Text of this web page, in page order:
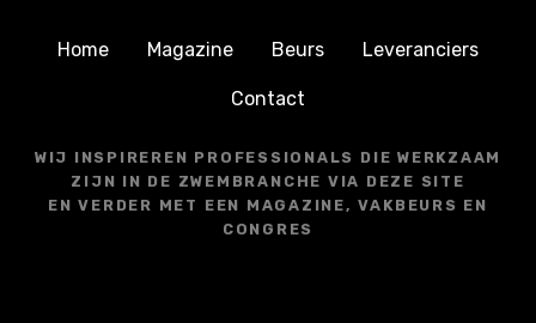
Home Magazine Beurs Leveranciers
Contact
WIJ INSPIREREN PROFESSIONALS DIE WERKZAAM
ZIJN IN DE ZWEMBRANCHE VIA DEZE SITE
EN VERDER MET EEN MAGAZINE, VAKBEURS EN
CONGRES